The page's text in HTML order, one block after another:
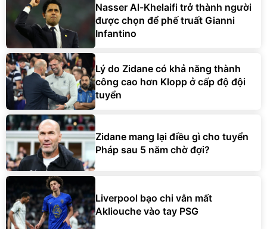
Nasser Al-Khelaifi trở thành người
được chọn để phế truất Gianni
Infantino
Lý do Zidane có khả năng thành
công cao hơn Klopp ở cấp độ đội
tuyển
Zidane mang lại điều gì cho tuyển
Pháp sau 5 năm chờ đợi?
Liverpool bạo chi vẫn mất
Akliouche vào tay PSG